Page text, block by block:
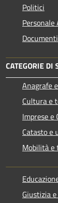
Politici
CATEGORIE DI
Anagrafe
Cultura e
Imprese e
Catasto e
Mobilità e
Giustizia